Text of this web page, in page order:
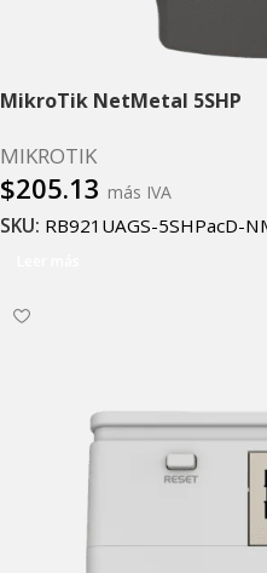
MikroTik NetMetal 5SHP
MIKROTIK
$205.13 más IVA
SKU: RB921UAGS-5SHPacD-